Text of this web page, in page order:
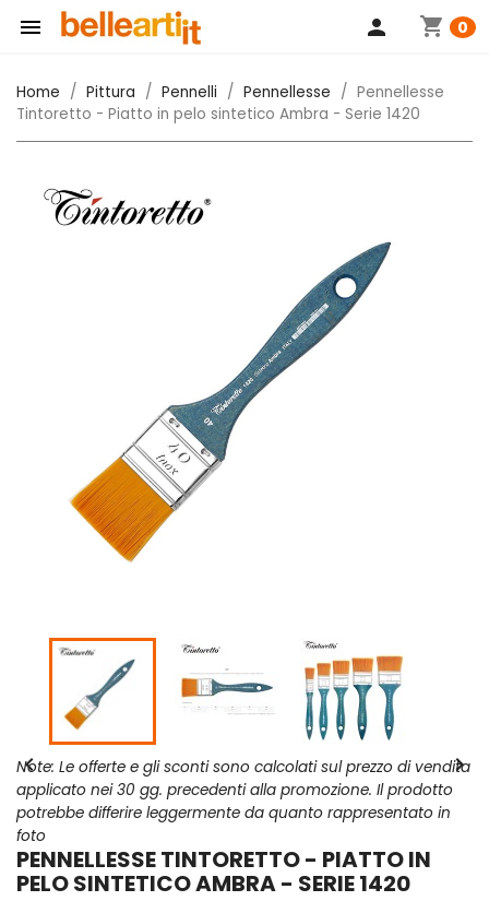
 shopping_cart 0
person
Home Pittura Pennelli Pennellesse
Pennellesse
Tintoretto - Piatto in pelo sintetico Ambra - Serie 1420
 
Note: Le offerte e gli sconti sono calcolati sul prezzo di vendita
applicato nei 30 gg. precedenti alla promozione. Il prodotto
potrebbe differire leggermente da quanto rappresentato in
foto
PENNELLESSE TINTORETTO - PIATTO IN
PELO SINTETICO AMBRA - SERIE 1420